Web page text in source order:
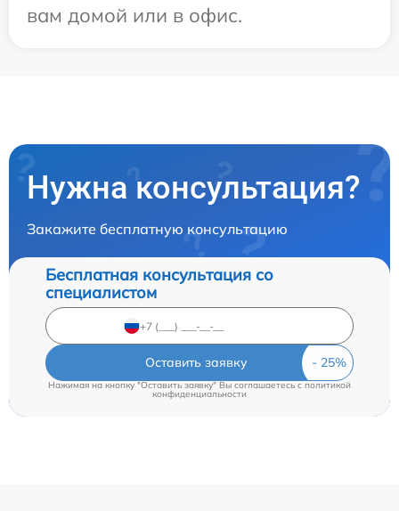
вам домой или в офис.
Нужна консультация?
Закажите бесплатную консультацию
Бесплатная консультация со
специалистом
Оставить заявку
Нажимая на кнопку "Оставить заявку" Вы соглашаетесь c политикой
конфиденциальности